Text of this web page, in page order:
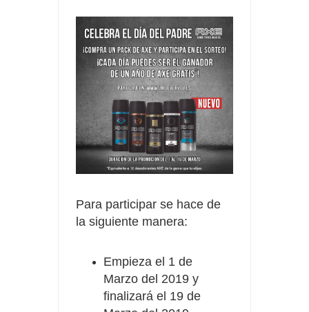
Para participar se hace de
la siguiente manera:
Empieza el 1 de
Marzo del 2019 y
finalizará el 19 de